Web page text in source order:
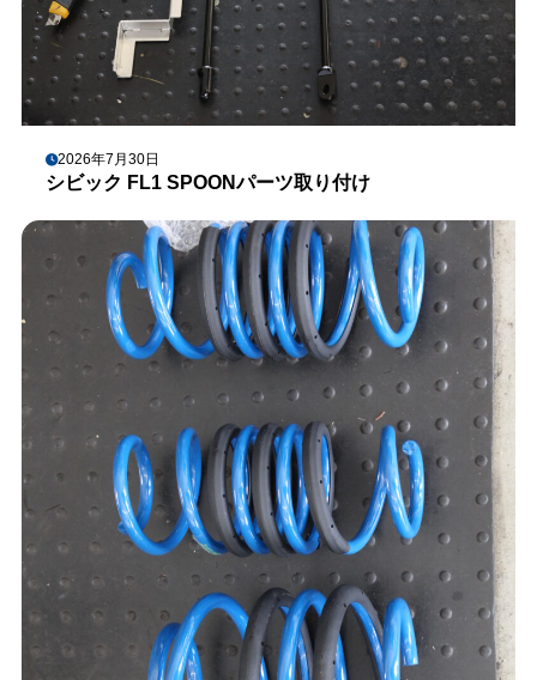
2026年7月30日
シビック FL1 SPOONパーツ取り付け